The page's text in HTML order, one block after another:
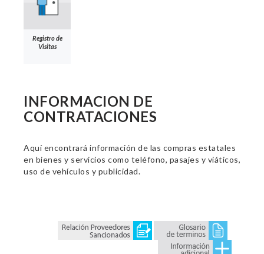
Registro de
Visitas
INFORMACION DE
CONTRATACIONES
Aquí encontrará información de las compras estatales
en bienes y servicios como teléfono, pasajes y viáticos,
uso de vehículos y publicidad.